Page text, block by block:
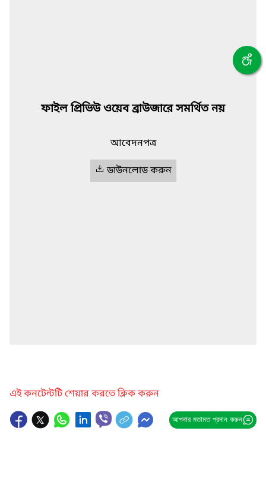
ফাইল প্রিভিউ ওয়েব ব্রাউজারে সমর্থিত নয়
আবেদনপত্র
ডাউনলোড করুন
এই কনটেন্টটি শেয়ার করতে ক্লিক করুন
আপনার মতামত প্রদান করুন